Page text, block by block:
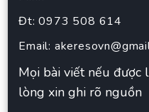
Đt: 0973 508 614
Email:
Mọi bài viết nếu được
lòng xin ghi rõ nguồn